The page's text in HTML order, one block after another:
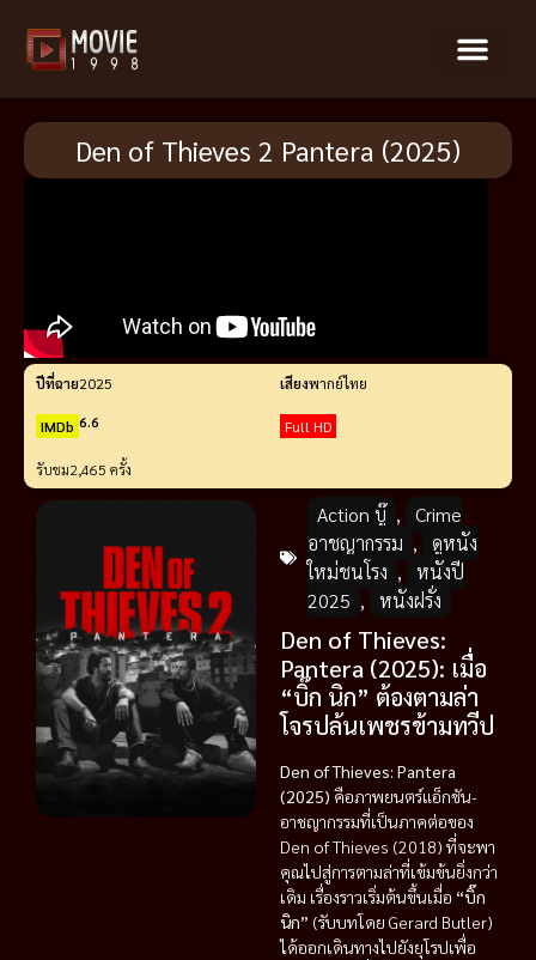
Den of Thieves 2 Pantera (2025)
ปีที่ฉาย2025 เสียงพากย์ไทย
IMDb 6.6 Full HD
รับชม2,465 ครั้ง
Action บู๊ ,
Crime
อาชญากรรม ,
ดูหนัง
ใหม่ชนโรง ,
หนังปี
2025 , หนังฝรั่ง
Den of Thieves:
Pantera (2025): เมื่อ
“บิ๊ก นิก” ต้องตามล่า
โจรปล้นเพชรข้ามทวีป
Den of Thieves: Pantera
(2025) คือภาพยนตร์แอ็กชัน-
อาชญากรรมที่เป็นภาคต่อของ
Den of Thieves (2018) ที่จะพา
คุณไปสู่การตามล่าที่เข้มข้นยิ่งกว่า
เดิม เรื่องราวเริ่มต้นขึ้นเมื่อ “บิ๊ก
นิก” (รับบทโดย Gerard Butler)
ได้ออกเดินทางไปยังยุโรปเพื่อ